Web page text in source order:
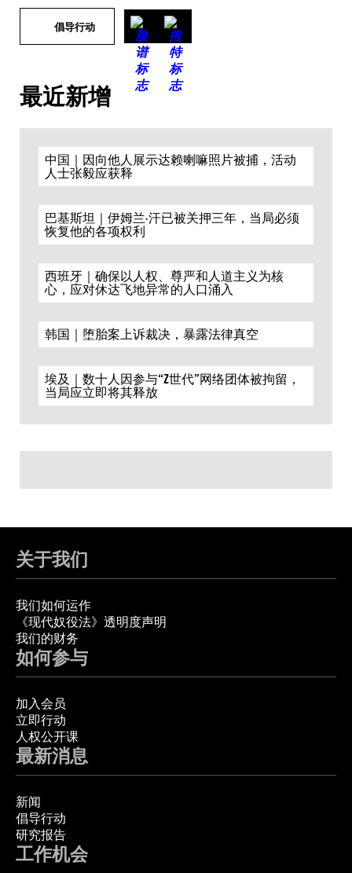
倡导行动
最近新增
中国｜因向他人展示达赖喇嘛照片被捕，活动
人士张毅应获释
巴基斯坦｜伊姆兰·汗已被关押三年，当局必须
恢复他的各项权利
西班牙｜确保以人权、尊严和人道主义为核
心，应对休达飞地异常的人口涌入
韩国｜堕胎案上诉裁决，暴露法律真空
埃及｜数十人因参与“Z世代”网络团体被拘留，
当局应立即将其释放
关于我们
我们如何运作
《现代奴役法》透明度声明
我们的财务
如何参与
加入会员
立即行动
人权公开课
最新消息
新闻
倡导行动
研究报告
工作机会